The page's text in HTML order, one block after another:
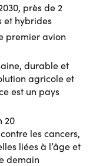
près de 2
et hybrides
premier avion
durable et
agricole et
est un pays
20
les cancers,
liées à l’âge et
demain